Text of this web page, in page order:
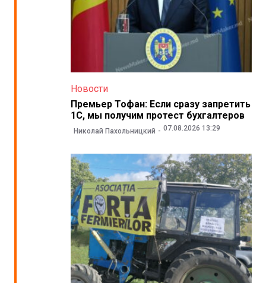
Новости
Премьер Тофан: Если сразу запретить
1С, мы получим протест бухгалтеров
Николай Пахольницкий 07.08.2026 13:29